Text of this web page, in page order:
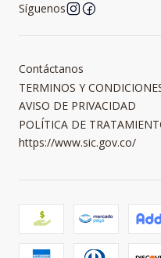
Síguenos
Contáctanos
TERMINOS Y
AVISO DE PRIVACIDAD
POLÍTICA DE
https://www.sic.gov.co/